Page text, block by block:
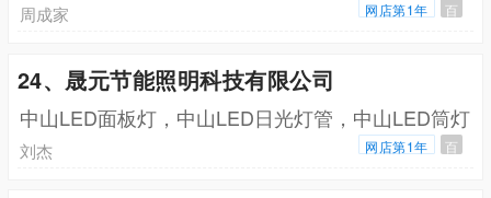
周成家 网店第1年 百
24、晟元节能照明科技有限公司
中山LED面板灯，中山LED日光灯管，中山LED筒灯
刘杰 网店第1年 百